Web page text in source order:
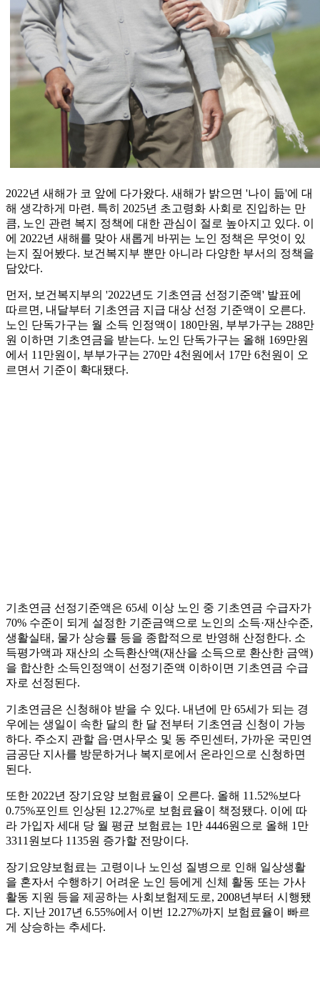
2022년 새해가 코 앞에 다가왔다. 새해가 밝으면 '나이 듦'에 대
해 생각하게 마련. 특히 2025년 초고령화 사회로 진입하는 만
큼, 노인 관련 복지 정책에 대한 관심이 절로 높아지고 있다. 이
에 2022년 새해를 맞아 새롭게 바뀌는 노인 정책은 무엇이 있
는지 짚어봤다. 보건복지부 뿐만 아니라 다양한 부서의 정책을
담았다.
먼저, 보건복지부의 '2022년도 기초연금 선정기준액' 발표에
따르면, 내달부터 기초연금 지급 대상 선정 기준액이 오른다.
노인 단독가구는 월 소득 인정액이 180만원, 부부가구는 288만
원 이하면 기초연금을 받는다. 노인 단독가구는 올해 169만원
에서 11만원이, 부부가구는 270만 4천원에서 17만 6천원이 오
르면서 기준이 확대됐다.
기초연금 선정기준액은 65세 이상 노인 중 기초연금 수급자가
70% 수준이 되게 설정한 기준금액으로 노인의 소득·재산수준,
생활실태, 물가 상승률 등을 종합적으로 반영해 산정한다. 소
득평가액과 재산의 소득환산액(재산을 소득으로 환산한 금액)
을 합산한 소득인정액이 선정기준액 이하이면 기초연금 수급
자로 선정된다.
기초연금은 신청해야 받을 수 있다. 내년에 만 65세가 되는 경
우에는 생일이 속한 달의 한 달 전부터 기초연금 신청이 가능
하다. 주소지 관할 읍·면사무소 및 동 주민센터, 가까운 국민연
금공단 지사를 방문하거나 복지로에서 온라인으로 신청하면
된다.
또한 2022년 장기요양 보험료율이 오른다. 올해 11.52%보다
0.75%포인트 인상된 12.27%로 보험료율이 책정됐다. 이에 따
라 가입자 세대 당 월 평균 보험료는 1만 4446원으로 올해 1만
3311원보다 1135원 증가할 전망이다.
장기요양보험료는 고령이나 노인성 질병으로 인해 일상생활
을 혼자서 수행하기 어려운 노인 등에게 신체 활동 또는 가사
활동 지원 등을 제공하는 사회보험제도로, 2008년부터 시행됐
다. 지난 2017년 6.55%에서 이번 12.27%까지 보험료율이 빠르
게 상승하는 추세다.